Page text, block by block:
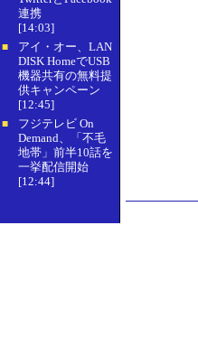
連携
[14:03]
■
アイ・オー、LAN
DISK HomeでUSB
機器共有の無料提
供キャンペーン
[12:45]
■
フジテレビ On
Demand、「不毛
地帯」前半10話を
一挙配信開始
[12:44]